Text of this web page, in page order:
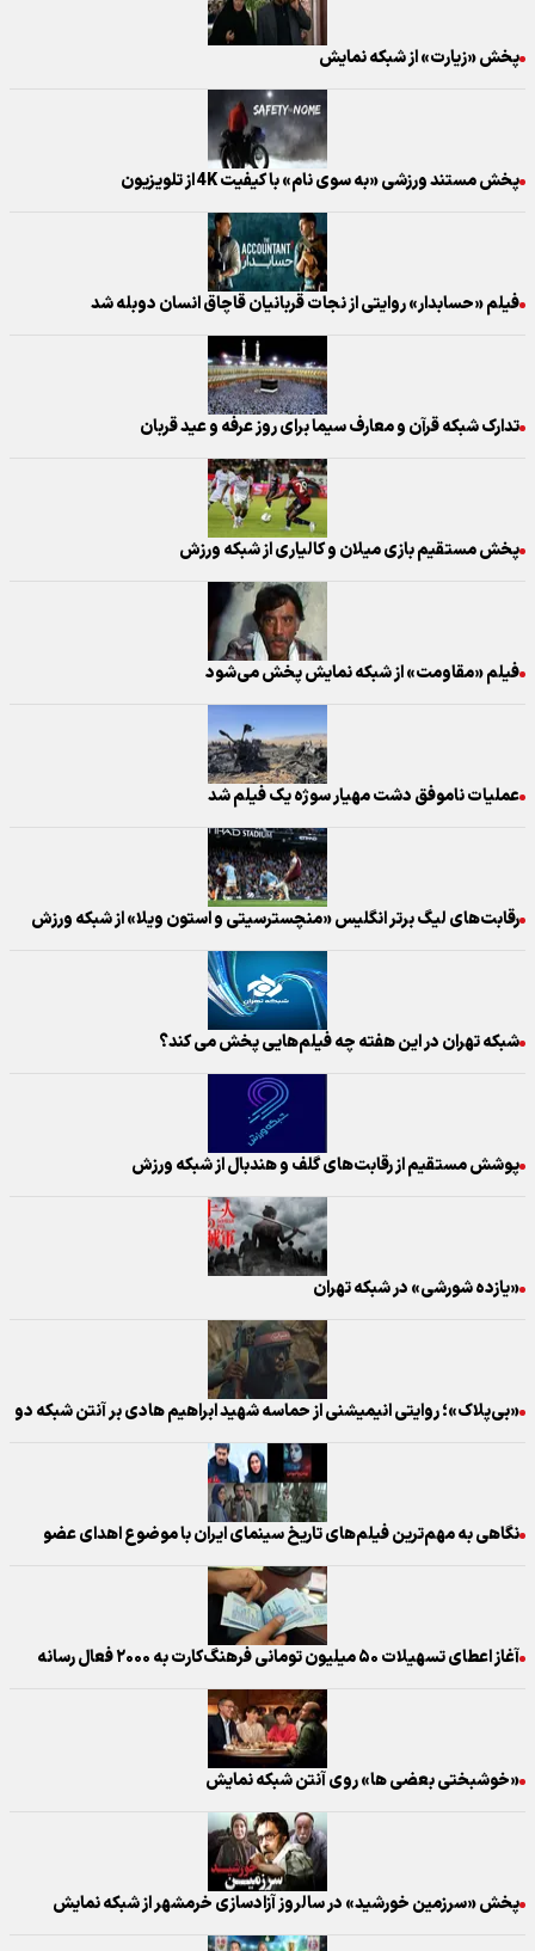
پخش «زیارت» از شبکه نمایش
پخش مستند ورزشی «به سوی نام» با کیفیت 4K از تلویزیون
فیلم «حسابدار» روایتی از نجات قربانیان قاچاق انسان دوبله شد
تدارک شبکه قرآن و معارف سیما برای روز عرفه و عید قربان
پخش مستقیم بازی میلان و کالیاری از شبکه ورزش
فیلم «مقاومت» از شبکه نمایش پخش می‌شود
عملیات ناموفق دشت مهیار سوژه یک فیلم شد
رقابت‌های لیگ برتر انگلیس «منچسترسیتی و استون ویلا» از شبکه ورزش
شبکه تهران در این هفته چه فیلم‌هایی پخش می کند؟
پوشش مستقیم از رقابت‌های گلف و هندبال از شبکه ورزش
«یازده شورشی» در شبکه تهران
«بی‌پلاک»؛ روایتی انیمیشنی از حماسه شهید ابراهیم هادی بر آنتن شبکه دو
نگاهی به مهم‌ترین فیلم‌های تاریخ سینمای ایران با موضوع اهدای عضو
آغاز اعطای تسهیلات ۵۰ میلیون تومانی فرهنگ‌کارت به ۲۰۰۰ فعال رسانه
«خوشبختی بعضی ها» روی آنتن شبکه نمایش
پخش «سرزمین خورشید» در سالروز آزادسازی خرمشهر از شبکه نمایش